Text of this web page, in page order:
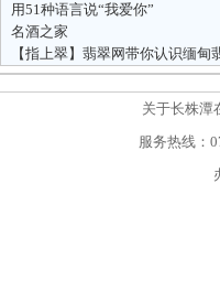
用51种语言说“我爱你”
名酒之家
【指上翠】翡翠网带你认识缅甸
关于长株潭
服务热线：